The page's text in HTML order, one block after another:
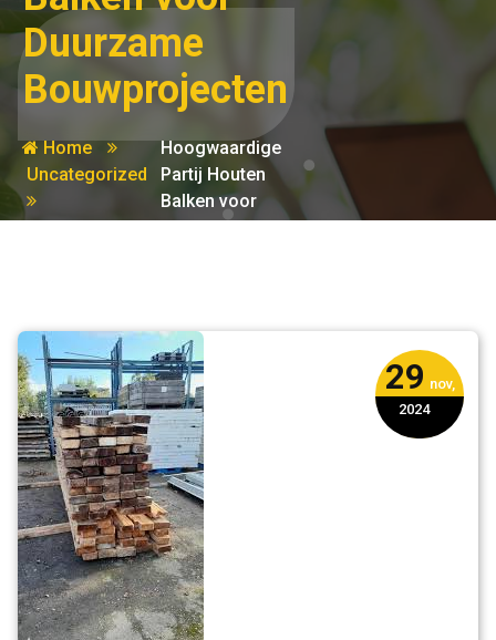
Duurzame
Bouwprojecten
Home
Uncategorized
Hoogwaardige
Partij Houten
Balken voor
Duurzame
29 nov,
2024